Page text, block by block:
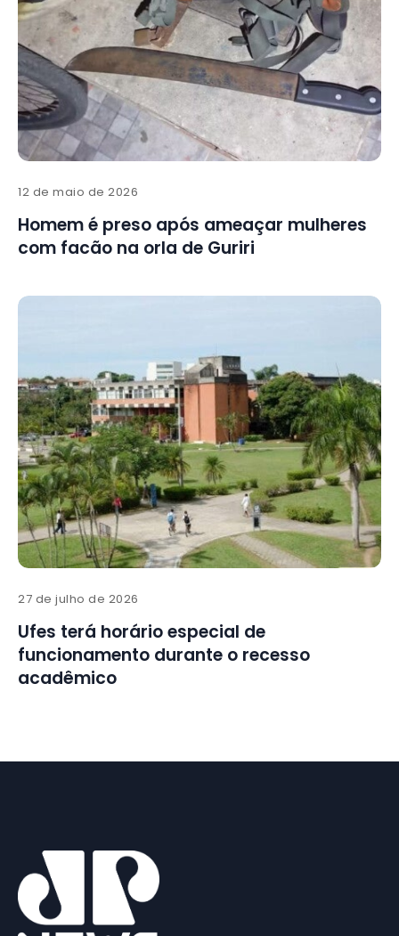
12 de maio de 2026
Homem é preso após ameaçar mulheres
com facão na orla de Guriri
27 de julho de 2026
Ufes terá horário especial de
funcionamento durante o recesso
acadêmico